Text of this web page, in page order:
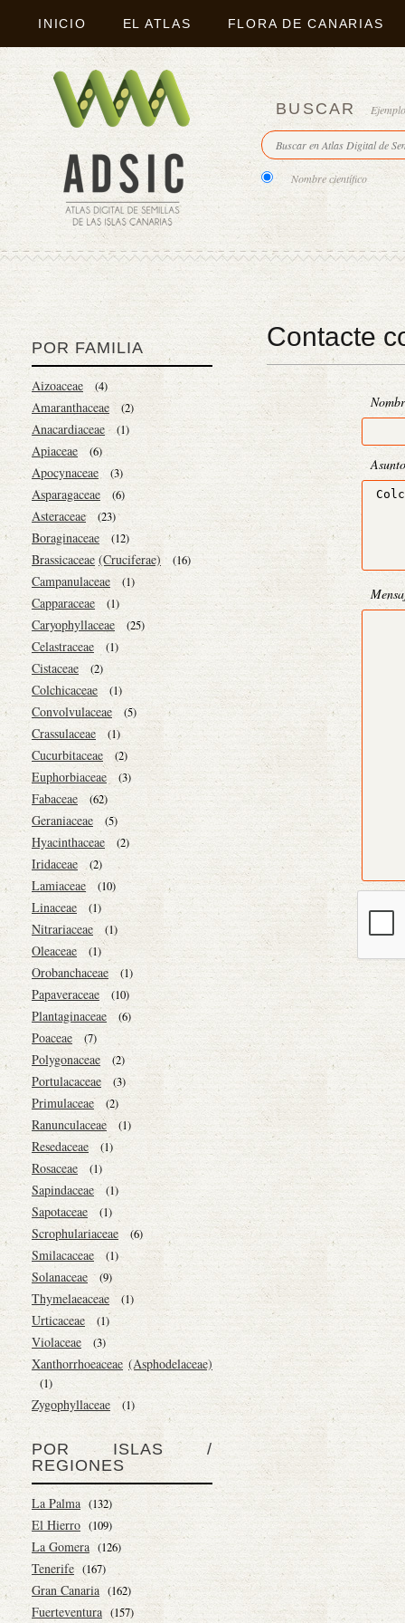
INICIO EL ATLAS FLORA DE CANARIAS
BUSCAR
Nombre científico
POR FAMILIA
Aizoaceae (4)
Amaranthaceae (2)
Anacardiaceae (1)
Apiaceae (6)
Apocynaceae (3)
Asparagaceae (6)
Asteraceae (23)
Boraginaceae (12)
Brassicaceae (Cruciferae) (16)
Campanulaceae (1)
Capparaceae (1)
Caryophyllaceae (25)
Celastraceae (1)
Cistaceae (2)
Colchicaceae (1)
Convolvulaceae (5)
Crassulaceae (1)
Cucurbitaceae (2)
Euphorbiaceae (3)
Fabaceae (62)
Geraniaceae (5)
Hyacinthaceae (2)
Iridaceae (2)
Lamiaceae (10)
Linaceae (1)
Nitrariaceae (1)
Oleaceae (1)
Orobanchaceae (1)
Papaveraceae (10)
Plantaginaceae (6)
Poaceae (7)
Polygonaceae (2)
Portulacaceae (3)
Primulaceae (2)
Ranunculaceae (1)
Resedaceae (1)
Rosaceae (1)
Sapindaceae (1)
Sapotaceae (1)
Scrophulariaceae (6)
Smilacaceae (1)
Solanaceae (9)
Thymelaeaceae (1)
Urticaceae (1)
Violaceae (3)
Xanthorrhoeaceae (Asphodelaceae)
(1)
Zygophyllaceae (1)
POR ISLAS /
REGIONES
La Palma (132)
El Hierro (109)
La Gomera (126)
Tenerife (167)
Gran Canaria (162)
Fuerteventura (157)
Contacte